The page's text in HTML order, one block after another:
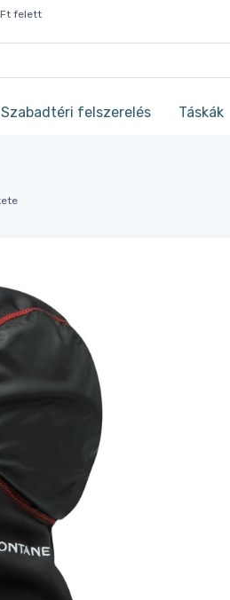
felett
Szabadtéri felszerelés Táskák